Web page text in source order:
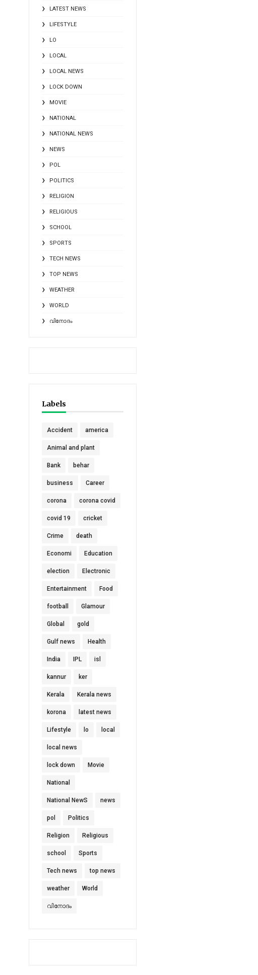
LATEST NEWS
LIFESTYLE
LO
LOCAL
LOCAL NEWS
LOCK DOWN
MOVIE
NATIONAL
NATIONAL NEWS
NEWS
POL
POLITICS
RELIGION
RELIGIOUS
SCHOOL
SPORTS
TECH NEWS
TOP NEWS
WEATHER
WORLD
വിനോദം
Labels
Accident america
Animal and plant
Bank behar
business Career
corona corona covid
covid 19 cricket
Crime death
Economi Education
election Electronic
Entertainment Food
football Glamour
Global gold
Gulf news Health
India IPL isl
kannur ker
Kerala Kerala news
korona latest news
Lifestyle lo local
local news
lock down Movie
National
National NewS news
pol Politics
Religion Religious
school Sports
Tech news top news
weather World
വിനോദം